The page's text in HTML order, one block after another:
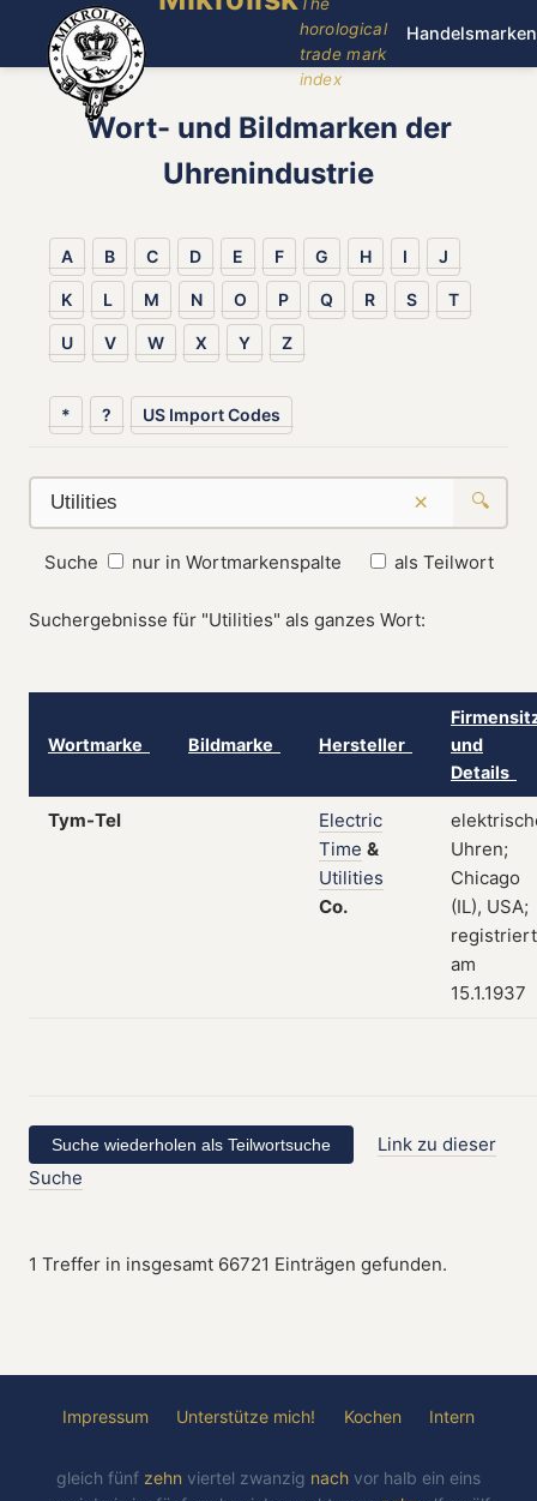
horological
trade mark
index
Handelsmarken
Wort- und Bildmarken der
Uhrenindustrie
A B C D E F G H I J
K L M N O P Q R S T
U V W X Y Z
* ? US Import Codes
× 🔍
Suche nur in Wortmarkenspalte als Teilwort
Suchergebnisse für "Utilities" als ganzes Wort:
Wortmarke Bildmarke Hersteller
und
Details
Tym-Tel
Electric
Time &
Utilities
Co.
Uhren;
Chicago
(IL), USA;
registriert
am
15.1.1937
Link zu dieser
Suche
1 Treffer in insgesamt 66721 Einträgen gefunden.
Impressum Unterstütze mich! Kochen Intern
gleich fünf zehn viertel zwanzig nach vor halb ein eins